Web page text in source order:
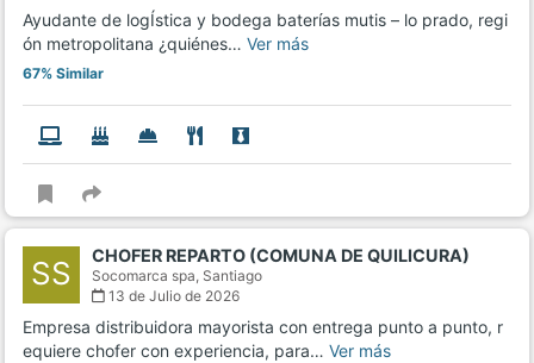
Ayudante de logÍstica y bodega baterías mutis – lo prado, regi
ón metropolitana ¿quiénes… Ver más
67% Similar
SS CHOFER REPARTO (COMUNA DE QUILICURA)
Socomarca spa, Santiago
13 de Julio de 2026
Empresa distribuidora mayorista con entrega punto a punto, r
equiere chofer con experiencia, para… Ver más